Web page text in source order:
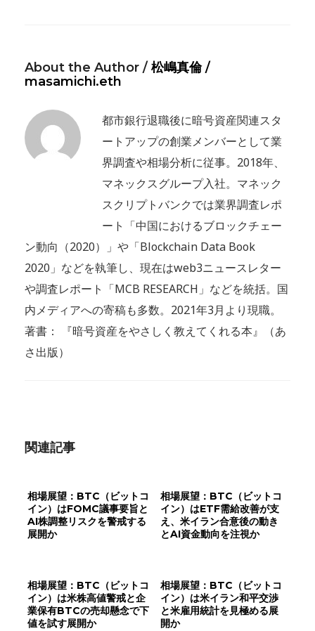
About the Author / 松嶋真倫 /
masamichi.eth
都市銀行退職後に暗号資産関連スタ
ートアップの創業メンバーとして業
界調査や相場分析に従事。2018年、
マネックスグループ入社。マネック
スクリプトバンクでは業界調査レポ
ート「中国におけるブロックチェー
ン動向（2020）」や「Blockchain Data Book
2020」などを執筆し、現在はweb3ニュースレター
や調査レポート「MCB RESEARCH」などを統括。国
内メディアへの寄稿も多数。2021年3月より現職。
著書： 『暗号資産をやさしく教えてくれる本』（あ
さ出版）
関連記事
相場展望：BTC（ビットコ
イン）はFOMC議事要旨と
AI株調整リスクを警戒する
展開か
相場展望：BTC（ビットコ
イン）はETF需給改善が支
え、米イラン合意後の動き
とAI資金動向を注視か
相場展望：BTC（ビットコ
イン）は米株高値警戒と企
業保有BTCの売却懸念で下
値を試す展開か
相場展望：BTC（ビットコ
イン）は米イラン和平交渉
と米雇用統計を見極める展
開か